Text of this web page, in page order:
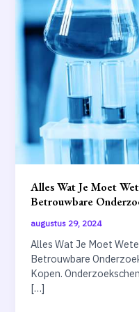
Alles Wat Je Moet
Betrouwbare
augustus 29, 2024
Alles Wat Je Moet
Betrouwbare
Kopen.
[…]